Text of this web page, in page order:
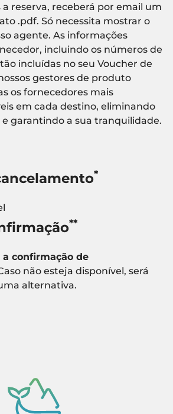
a reserva, receberá por email um
.pdf. Só necessita mostrar o
agente. As informações
incluindo os números de
incluídas no seu Voucher de
gestores de produto
os fornecedores mais
em cada destino, eliminando
e garantindo a sua tranquilidade.
*
**
confirmação de
não esteja disponível, será
alternativa.